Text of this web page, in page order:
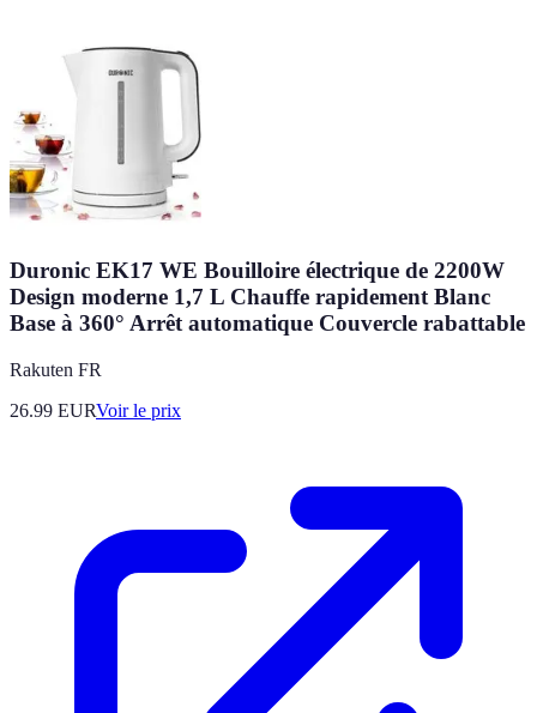
Duronic EK17 WE Bouilloire électrique de 2200W
Design moderne 1,7 L Chauffe rapidement Blanc
Base à 360° Arrêt automatique Couvercle rabattable
Rakuten FR
26.99 EURVoir le prix